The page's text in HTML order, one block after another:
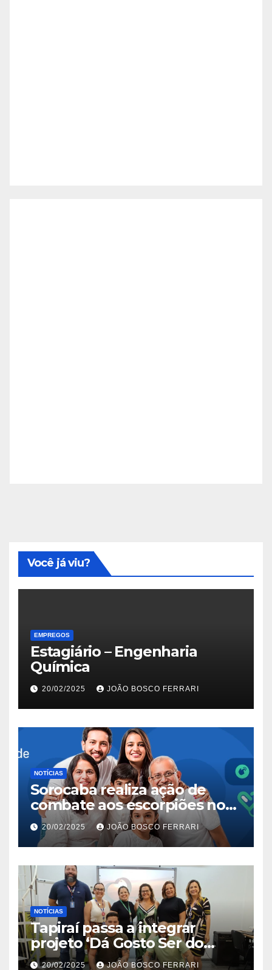
Você já viu?
EMPREGOS
Estagiário – Engenharia
Química
20/02/2025 JOÃO BOSCO FERRARI
NOTÍCIAS
Sorocaba realiza ação de
combate aos escorpiões no
Jardim São Carlos
20/02/2025 JOÃO BOSCO FERRARI
NOTÍCIAS
Tapiraí passa a integrar
projeto ‘Dá Gosto Ser do
Ribeira’ | ASN São Paulo
20/02/2025 JOÃO BOSCO FERRARI